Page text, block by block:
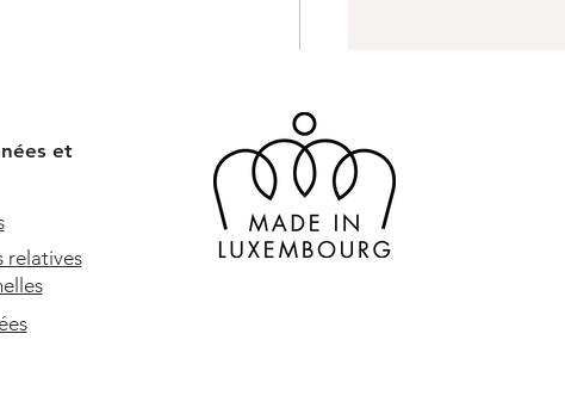
et
relatives